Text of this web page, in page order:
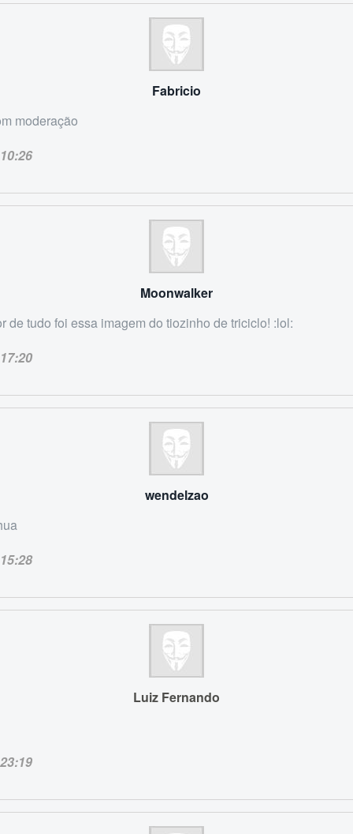
Fabricio
moderação
10:26
Moonwalker
de tudo foi essa imagem do tiozinho de triciclo! :lol:
17:20
wendelzao
15:28
Luiz Fernando
23:19